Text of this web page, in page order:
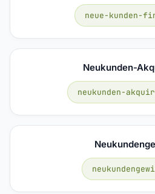
neue-kunden-
Neukunden-
neukunden-